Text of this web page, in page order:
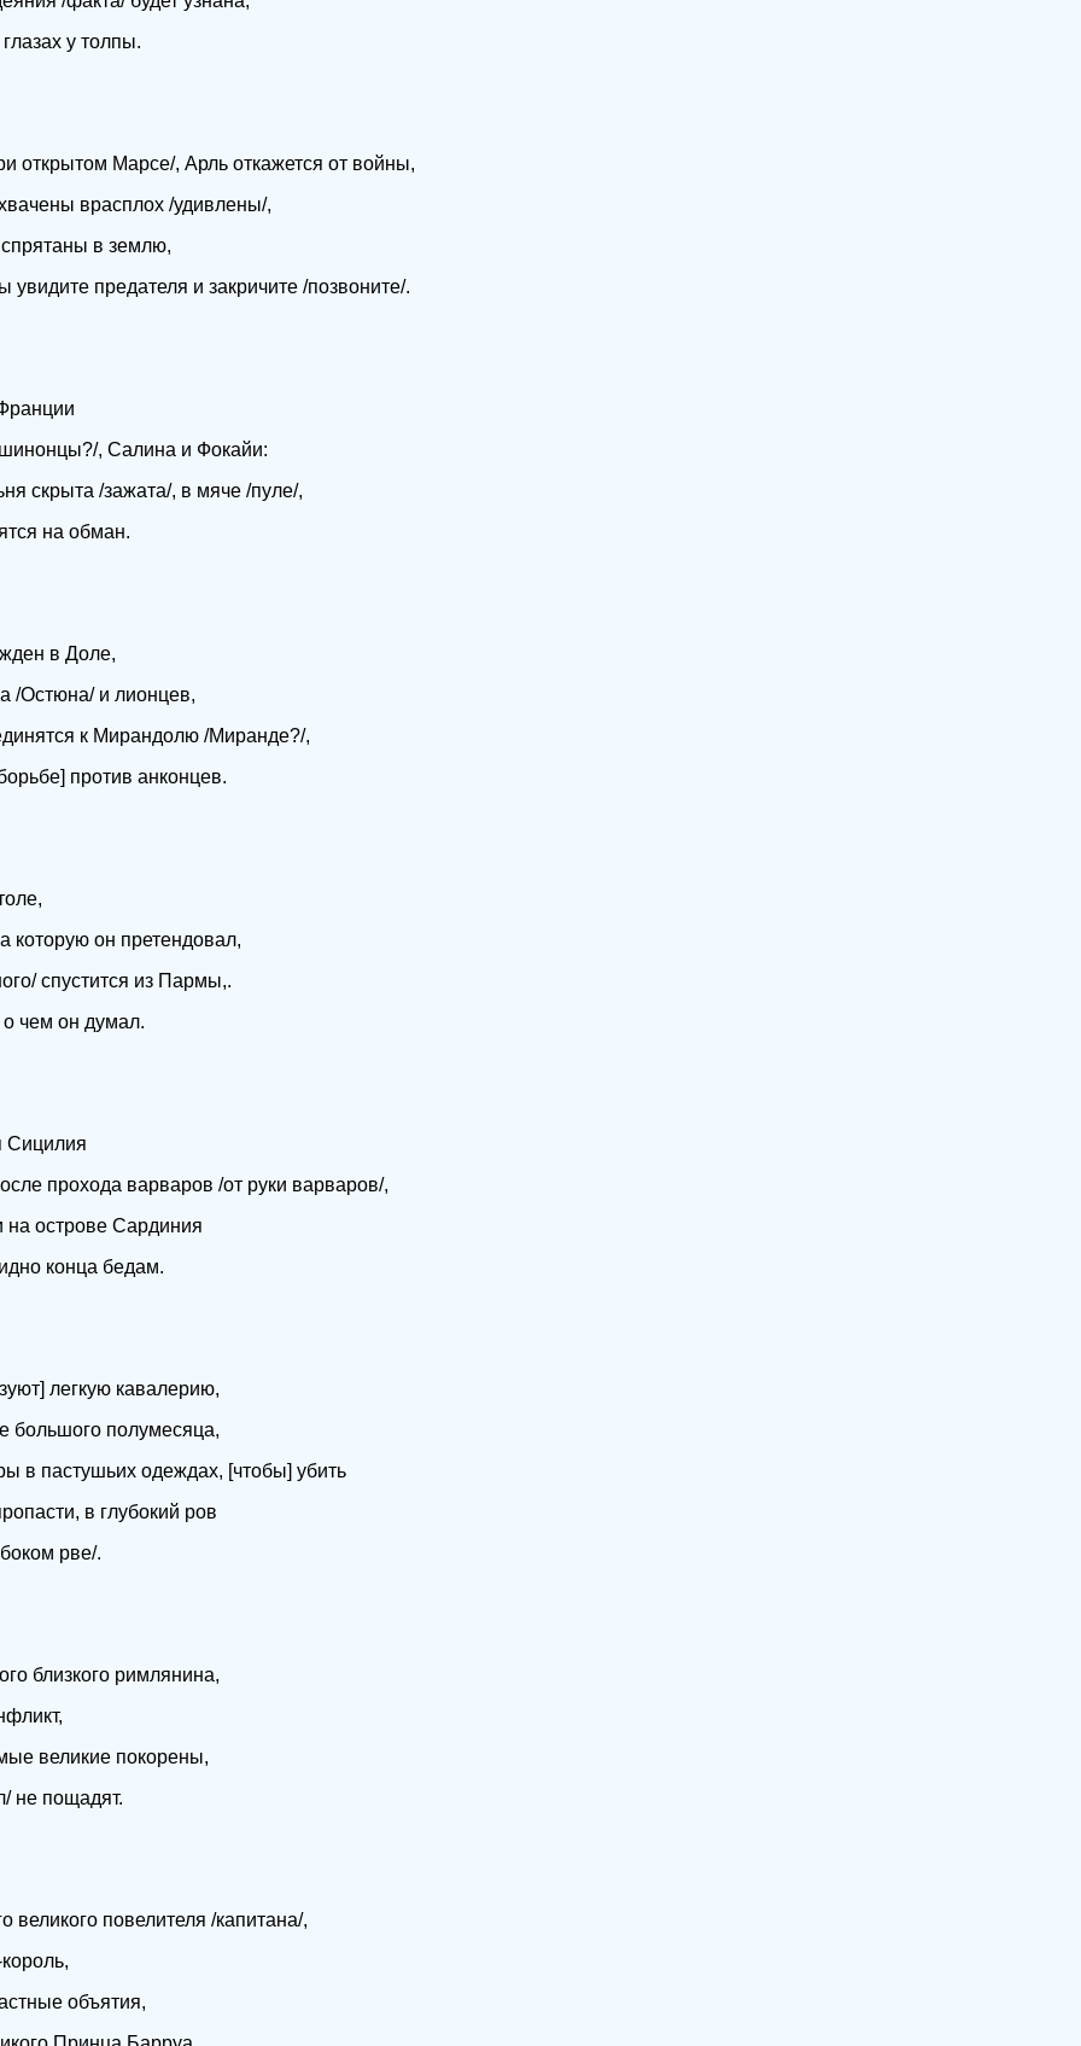
у толпы.
открытом Марсе/, Арль откажется от войны,
врасплох /удивлены/,
в землю,
предателя и закричите /позвоните/.
, Салина и Фокайи:
скрыта /зажата/, в мяче /пуле/,
на обман.
в Доле,
/Остюна/ и лионцев,
к Мирандолю /Миранде?/,
против анконцев.
которую он претендовал,
спустится из Пармы,.
о чем он думал.
Сицилия
прохода варваров /от руки варваров/,
острове Сардиния
конца бедам.
легкую кавалерию,
большого полумесяца,
в пастушьих одеждах, [чтобы] убить
в глубокий ров
рве/.
близкого римлянина,
великие покорены,
не пощадят.
великого повелителя /капитана/,
объятия,